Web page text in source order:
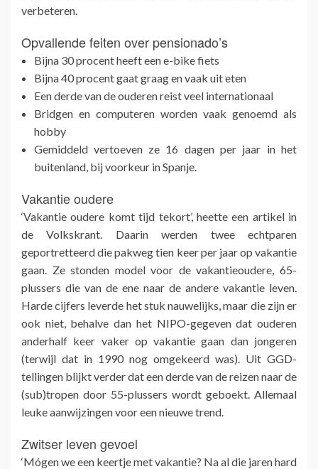
verbeteren.
Opvallende feiten over pensionado’s
Bijna 30 procent heeft een e-bike fiets
Bijna 40 procent gaat graag en vaak uit eten
Een derde van de ouderen reist veel internationaal
Bridgen en computeren worden vaak genoemd als
hobby
Gemiddeld vertoeven ze 16 dagen per jaar in het
buitenland, bij voorkeur in Spanje.
Vakantie oudere
‘Vakantie oudere komt tijd tekort’, heette een artikel in
de Volkskrant. Daarin werden twee echtparen
geportretteerd die pakweg tien keer per jaar op vakantie
gaan. Ze stonden model voor de vakantieoudere, 65-
plussers die van de ene naar de andere vakantie leven.
Harde cijfers leverde het stuk nauwelijks, maar die zijn er
ook niet, behalve dan het NIPO-gegeven dat ouderen
anderhalf keer vaker op vakantie gaan dan jongeren
(terwijl dat in 1990 nog omgekeerd was). Uit GGD-
tellingen blijkt verder dat een derde van de reizen naar de
(sub)tropen door 55-plussers wordt geboekt. Allemaal
leuke aanwijzingen voor een nieuwe trend.
Zwitser leven gevoel
‘Mógen we een keertje met vakantie? Na al die jaren hard